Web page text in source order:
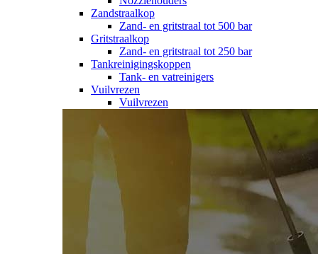
Zandstraalkop
Zand- en gritstraal tot 500 bar
Gritstraalkop
Zand- en gritstraal tot 250 bar
Tankreinigingskoppen
Tank- en vatreinigers
Vuilvrezen
Vuilvrezen